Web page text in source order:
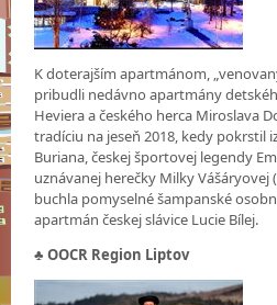
K doterajším apartmánom,
pribudli nedávno apartmány
Heviera a českého herca Miroslava
tradíciu na jeseň 2018, kedy pokrstil
Buriana, českej športovej legendy
uznávanej herečky Milky
buchla pomyselné šampanské
apartmán českej slávice Lucie Bílej.
♣ OOCR Region Liptov